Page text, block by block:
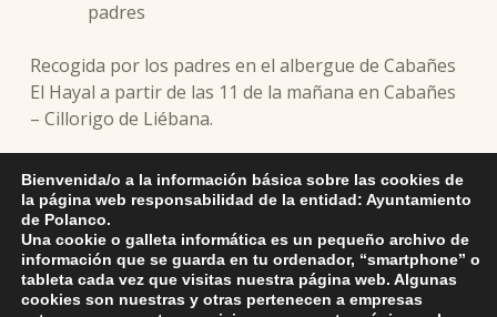
padres
Recogida por los padres en el albergue de Cabañes
El Hayal a partir de las 11 de la mañana en Cabañes
– Cillorigo de Liébana.
Teléfono de contacto: 667 648 541
Bienvenida/o a la información básica sobre las cookies de
la página web responsabilidad de la entidad: Ayuntamiento
de Polanco.
Una cookie o galleta informática es un pequeño archivo de
información que se guarda en tu ordenador, “smartphone” o
tableta cada vez que visitas nuestra página web. Algunas
cookies son nuestras y otras pertenecen a empresas